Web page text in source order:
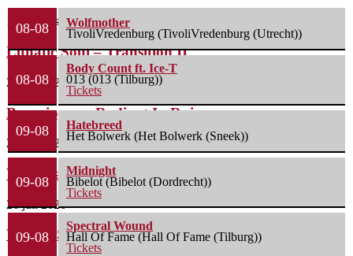
1 augustus 2026
Lunatic Soul – Transition II
29 juli 2026
Boneripper – Radiant In Ruin
27 juli 2026
Waterparks – Jinx
26 juli 2026
Wailin’ Storms – The Arsonist
08-08
Wolfmother
TivoliVredenburg (TivoliVredenburg (Utrecht))
08-08
Body Count ft. Ice-T
013 (013 (Tilburg))
Tickets
09-08
Hatebreed
Het Bolwerk (Het Bolwerk (Sneek))
09-08
Midnight
Bibelot (Bibelot (Dordrecht))
Tickets
09-08
Spectral Wound
Hall Of Fame (Hall Of Fame (Tilburg))
Tickets